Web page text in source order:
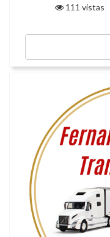
111 vistas